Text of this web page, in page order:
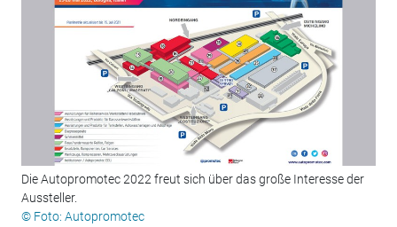
Die Autopromotec 2022 freut sich über das große Interesse der
Aussteller.
© Foto: Autopromotec